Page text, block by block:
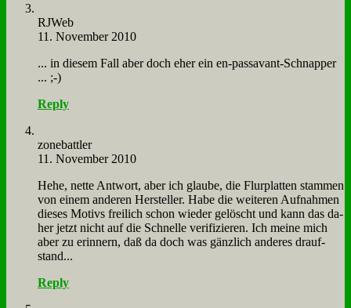
RJ­Web
11. November 2010
... in die­sem Fall aber doch eher ein en-pas­sa­vant-Schnap­per
... ;-)
Reply
zone­batt­ler
11. November 2010
He­he, net­te Ant­wort, aber ich glau­be, die Flur­plat­ten stam­men
von ei­nem an­de­ren Her­stel­ler. Ha­be die wei­te­ren Auf­nah­men
die­ses Mo­tivs frei­lich schon wie­der ge­löscht und kann das da­
her jetzt nicht auf die Schnel­le ve­ri­fi­zie­ren. Ich mei­ne mich
aber zu er­in­nern, daß da doch was gänz­lich an­de­res drauf­
stand...
Reply